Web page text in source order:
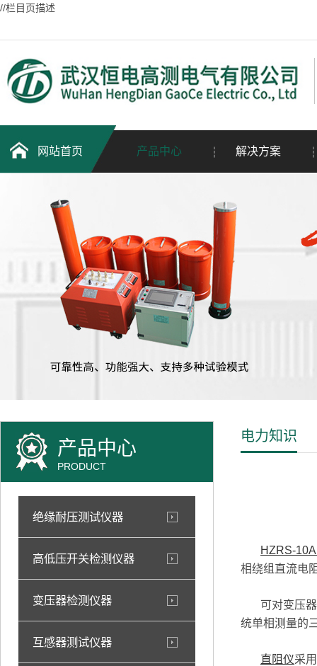
//栏目页描述
网站首页 产品中心 解决方案
产品中心
PRODUCT
绝缘耐压测试仪器
高低压开关检测仪器
变压器检测仪器
互感器测试仪器
电力知识
HZRS-
相绕组直流电
可对变压器
统单相测量的
直阻仪采